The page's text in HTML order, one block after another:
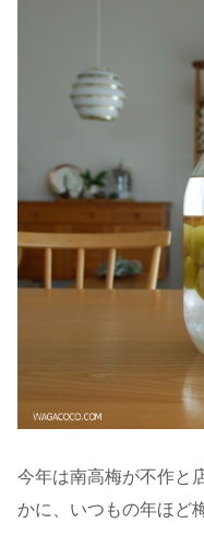
今年は南高梅が不作と
かに、いつもの年ほど